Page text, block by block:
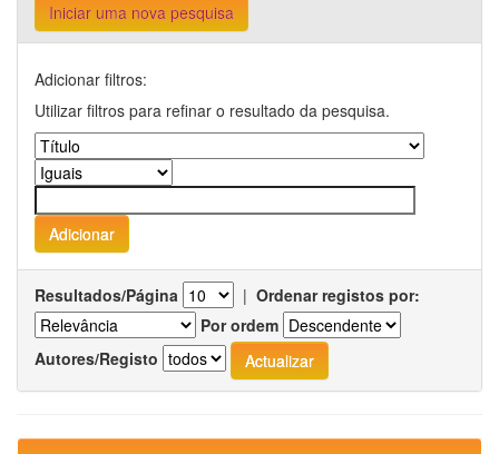
Iniciar uma nova pesquisa
Adicionar filtros:
Utilizar filtros para refinar o resultado da pesquisa.
Resultados/Página | Ordenar registos por:
Por ordem
Autores/Registo